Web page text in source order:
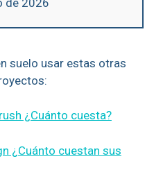
de 2026
suelo usar estas otras
¿Cuánto cuesta?
¿Cuánto cuestan sus